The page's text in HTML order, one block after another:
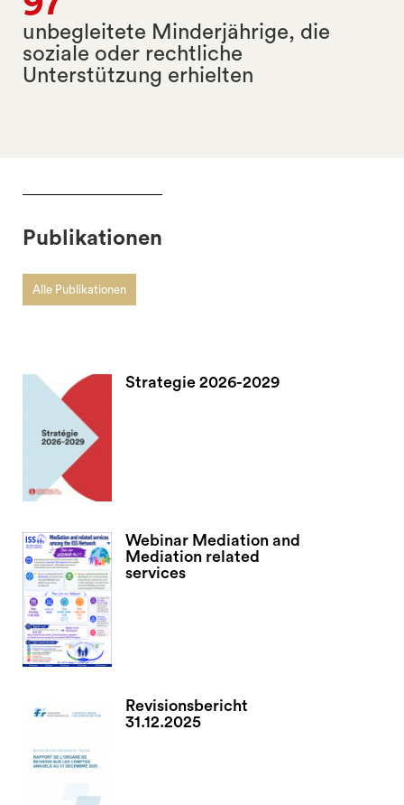
unbegleitete Minderjährige, die
soziale oder rechtliche
Unterstützung erhielten
Publikationen
Alle Publikationen
Strategie 2026-2029
Webinar Mediation and
Mediation related
services
Revisionsbericht
31.12.2025